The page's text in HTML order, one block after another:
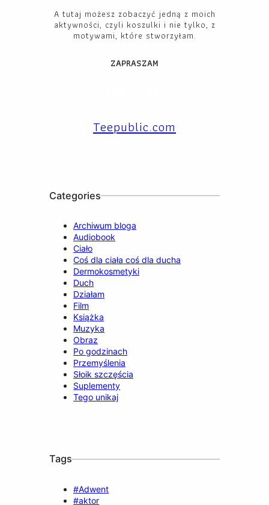
A tutaj możesz zobaczyć jedną z moich
aktywności, czyli koszulki i nie tylko, z
motywami, które stworzyłam.
ZAPRASZAM
Teepublic.com
Categories
Archiwum bloga
Audiobook
Ciało
Coś dla ciała coś dla ducha
Dermokosmetyki
Duch
Działam
Film
Książka
Muzyka
Obraz
Po godzinach
Przemyślenia
Słoik szczęścia
Suplementy
Tego unikaj
Tags
#Adwent
#aktor